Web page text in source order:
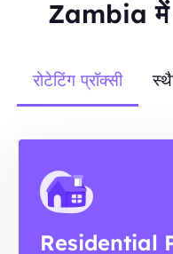
Zambia में
रोटेटिंग प्रॉक्सी
Residential